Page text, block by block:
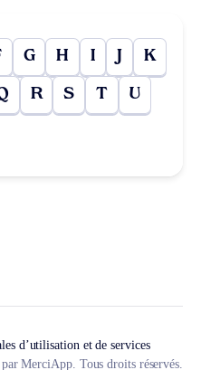
G H I J K
R S T U
d’utilisation et de services
MerciApp. Tous droits réservés.